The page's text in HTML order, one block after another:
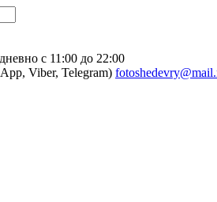
с 11:00 до 22:00
Viber, Telegram)